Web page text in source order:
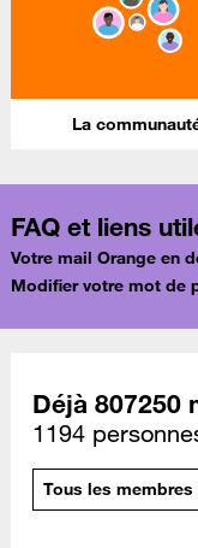
La
FAQ et liens
Votre mail Orange en
Modifier votre mot de
Déjà 807250
1194
Tous les membres